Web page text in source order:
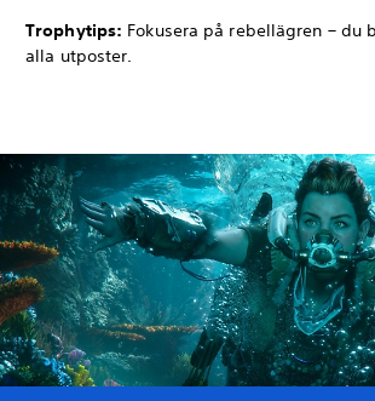
Trophytips: Fokusera på rebellägren – du
alla utposter.